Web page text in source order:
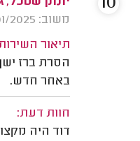
משוב: 26/01/2025
תיאור
הסרת ברז
באחר חדש.
חוות דעת:
דוד היה